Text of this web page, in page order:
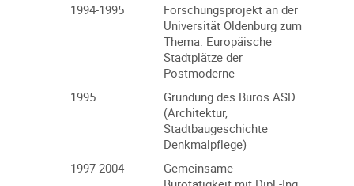
1994-1995
Forschungsprojekt an der
Universität Oldenburg zum
Thema: Europäische
Stadtplätze der
Postmoderne
1995
Gründung des Büros ASD
(Architektur,
Stadtbaugeschichte
Denkmalpflege)
1997-2004
Gemeinsame